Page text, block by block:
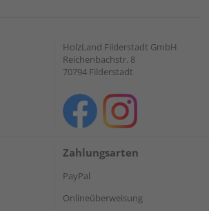
HolzLand Filderstadt GmbH
Reichenbachstr. 8
70794 Filderstadt
Zahlungsarten
PayPal
Onlineüberweisung